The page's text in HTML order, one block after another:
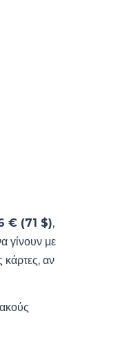
€ (71 $),
γίνουν με
κάρτες, αν